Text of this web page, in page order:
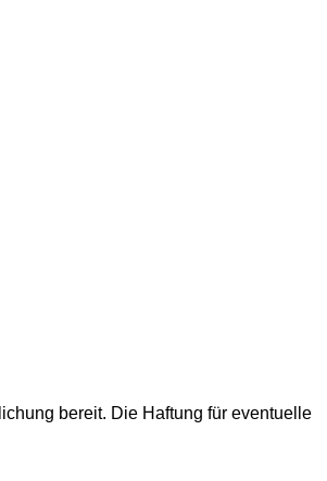
bereit. Die Haftung für eventuelle